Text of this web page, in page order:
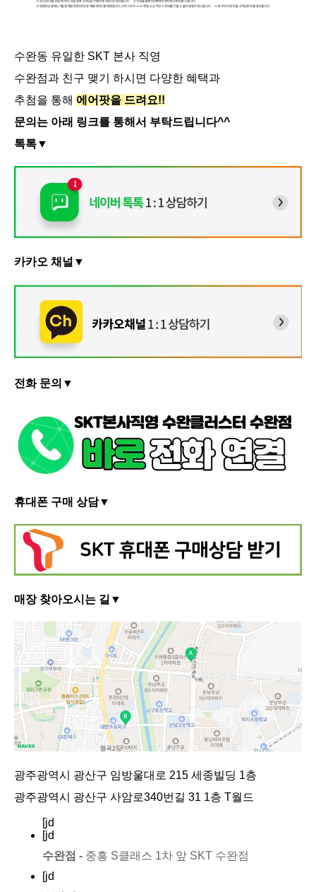
수완동 유일한 SKT 본사 직영
수완점과 친구 맺기 하시면 다양한 혜택과
추첨을 통해 에어팟을 드려요!!
문의는 아래 링크를 통해서 부탁드립니다^^
톡톡▼
카카오 채널▼
전화 문의▼
휴대폰 구매 상담▼
매장 찾아오시는 길▼
광주광역시 광산구 임방울대로 215 세종빌딩 1층
광주광역시 광산구 사암로340번길 31 1층 T월드
[jd
[jd
수완점 - 중흥 S클래스 1차 앞 SKT 수완점
[jd